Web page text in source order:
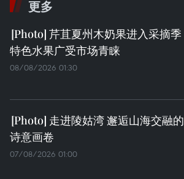
更多
芹苴夏州木奶果进入采摘季
特色水果广受市场青睐
08/08/2026 01:30
走进陵姑湾 邂逅山海交融的
诗意画卷
07/08/2026 01:00